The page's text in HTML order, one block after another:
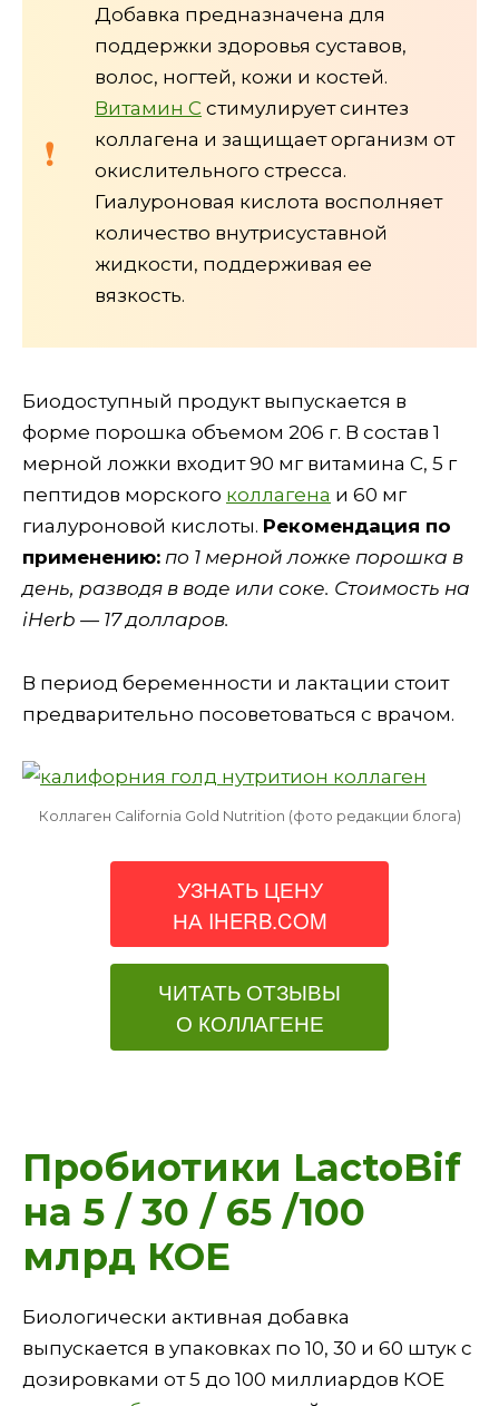
Добавка предназначена для
поддержки здоровья суставов,
волос, ногтей, кожи и костей.
Витамин C стимулирует синтез
коллагена и защищает организм от
окислительного стресса.
Гиалуроновая кислота восполняет
количество внутрисуставной
жидкости, поддерживая ее
вязкость.
Биодоступный продукт выпускается в
форме порошка объемом 206 г. В состав 1
мерной ложки входит 90 мг витамина С, 5 г
пептидов морского коллагена и 60 мг
гиалуроновой кислоты. Рекомендация по
применению: по 1 мерной ложке порошка в
день, разводя в воде или соке. Стоимость на
iHerb — 17 долларов.
В период беременности и лактации стоит
предварительно посоветоваться с врачом.
Коллаген California Gold Nutrition (фото редакции блога)
УЗНАТЬ ЦЕНУ
НА IHERB.COM
ЧИТАТЬ ОТЗЫВЫ
О КОЛЛАГЕНЕ
Пробиотики LactoBif
на 5 / 30 / 65 /100
млрд КОЕ
Биологически активная добавка
выпускается в упаковках по 10, 30 и 60 штук с
дозировками от 5 до 100 миллиардов КОЕ